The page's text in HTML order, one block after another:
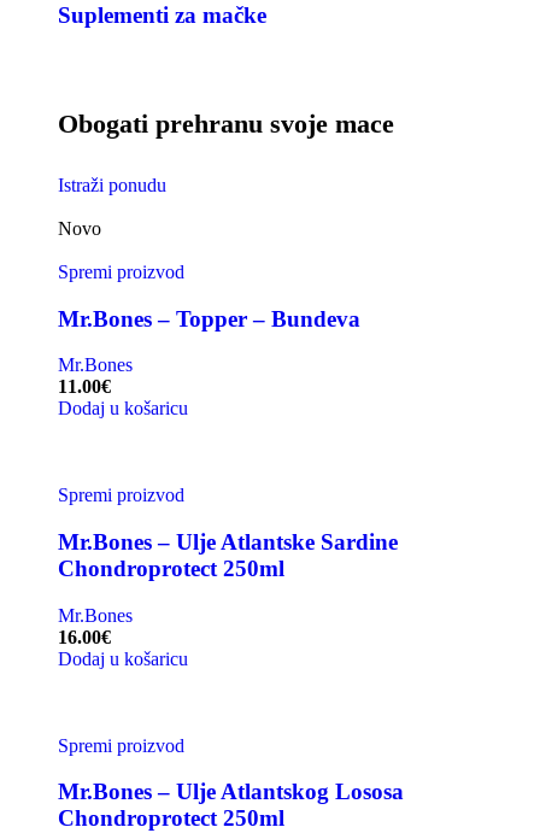
Suplementi za mačke
Obogati prehranu svoje mace
Istraži ponudu
Novo
Spremi proizvod
Mr.Bones – Topper – Bundeva
Mr.Bones
11.00€
Dodaj u košaricu
Spremi proizvod
Mr.Bones – Ulje Atlantske Sardine
Chondroprotect 250ml
Mr.Bones
16.00€
Dodaj u košaricu
Spremi proizvod
Mr.Bones – Ulje Atlantskog Lososa
Chondroprotect 250ml